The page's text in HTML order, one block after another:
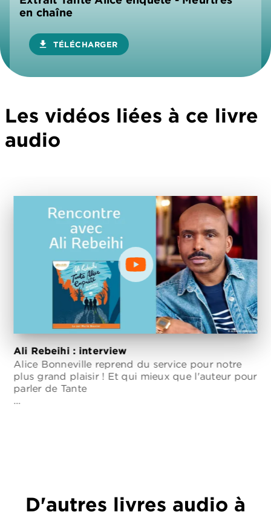
en chaîne
download TÉLÉCHARGER
Les vidéos liées à ce livre
audio
Ali Rebeihi : interview
Alice Bonneville reprend du service pour notre
plus grand plaisir ! Et qui mieux que l'auteur pour
parler de Tante
…
D'autres livres audio à